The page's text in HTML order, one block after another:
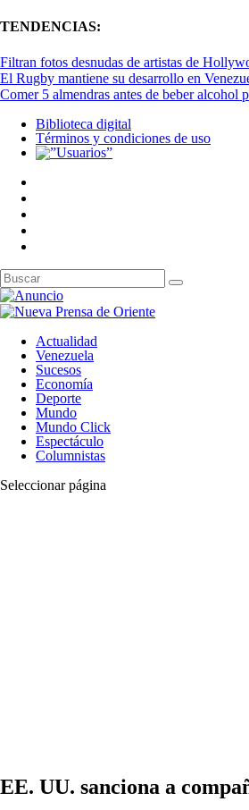
TENDENCIAS:
Filtran fotos desnudas de artistas de
El Rugby mantiene su desarrollo en
Comer 5 almendras antes de beber alcohol
Biblioteca digital
Términos y condiciones de uso
Actualidad
Venezuela
Sucesos
Economía
Deporte
Mundo
Mundo Click
Espectáculo
Columnistas
Seleccionar página
EE. UU. sanciona a